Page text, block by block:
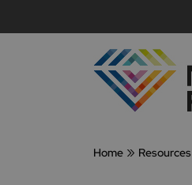
Home » Resources